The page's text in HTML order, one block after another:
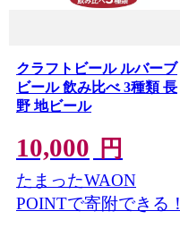
クラフトビール ルバーブ
ビール 飲み比べ 3種類 長
野 地ビール
10,000 円
たまったWAON
POINTで寄附できる！